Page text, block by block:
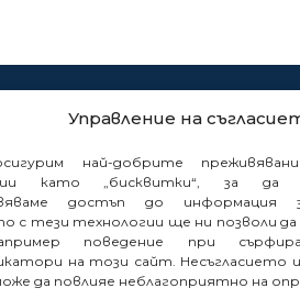
Управление на
най-добрите
като „бисквитки“, за да
достъп до информация
с тези технологии ще ни позволи
поведение при
на този сайт. Несъгласието
да повлияе неблагоприятно на